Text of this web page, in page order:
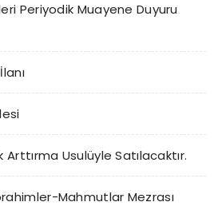
Periyodik Muayene Duyuru
Arttırma Usulüyle Satılacaktır.
Mahmutlar Mezrası